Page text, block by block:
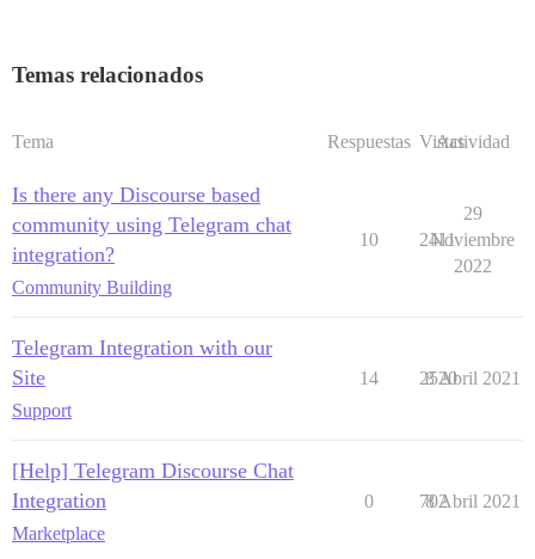
Temas relacionados
Tema Respuestas Vistas
Actividad
Is there any Discourse based
community using Telegram chat
integration?
Community Building
10 2411
29
Noviembre
2022
Telegram Integration with our
Site
Support
14 2520
8 Abril 2021
[Help] Telegram Discourse Chat
Integration
Marketplace
0 702
8 Abril 2021